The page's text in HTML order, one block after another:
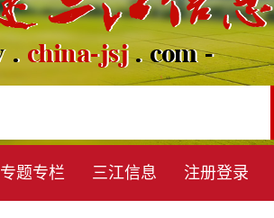
专题专栏 三江信息 注册登录